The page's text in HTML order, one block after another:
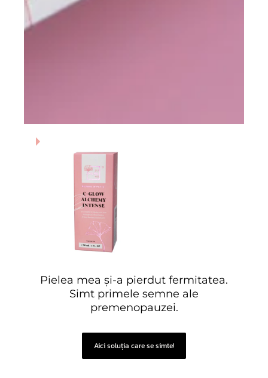
Pielea mea și-a pierdut fermitatea.
Simt primele semne ale
premenopauzei.
Aici soluția care se simte!